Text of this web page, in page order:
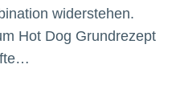
widerstehen.
Hot Dog Grundrezept